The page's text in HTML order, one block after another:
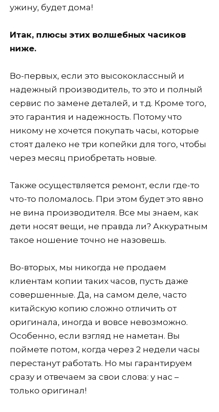
ужину, будет дома!
Итак, плюсы этих волшебных часиков
ниже.
Во-первых, если это высококлассный и
надежный производитель, то это и полный
сервис по замене деталей, и т.д. Кроме того,
это гарантия и надежность. Потому что
никому не хочется покупать часы, которые
стоят далеко не три копейки для того, чтобы
через месяц приобретать новые.
Также осуществляется ремонт, если где-то
что-то поломалось. При этом будет это явно
не вина производителя. Все мы знаем, как
дети носят вещи, не правда ли? Аккуратным
такое ношение точно не назовешь.
Во-вторых, мы никогда не продаем
клиентам копии таких часов, пусть даже
совершенные. Да, на самом деле, часто
китайскую копию сложно отличить от
оригинала, иногда и вовсе невозможно.
Особенно, если взгляд не наметан. Вы
поймете потом, когда через 2 недели часы
перестанут работать. Но мы гарантируем
сразу и отвечаем за свои слова: у нас –
только оригинал!